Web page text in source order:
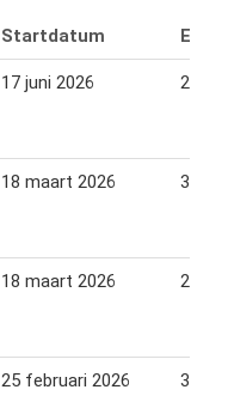
Startdatum
17 juni 2026 28
18 maart 2026 30
18 maart 2026 29
25 februari 2026 30